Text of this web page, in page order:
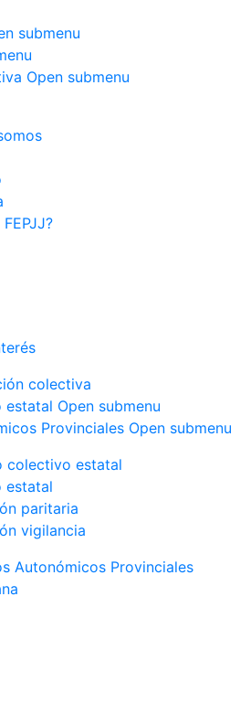
submenu
Open submenu
colectiva
estatal Open submenu
Provinciales Open submenu
colectivo estatal
estatal
paritaria
vigilancia
Autonómicos Provinciales